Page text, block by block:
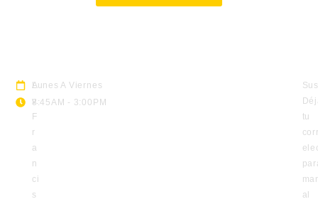
A
v.
F
r
a
n
ci
s
Lunes A Viernes
8:45AM - 3:00PM
tu
al